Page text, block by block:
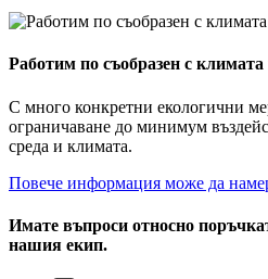
Работим по съобразен с
С много конкретни екологични
ограничаване до минимум
среда и климата.
Повече информация може да
Имате въпроси относно
нашия екип.